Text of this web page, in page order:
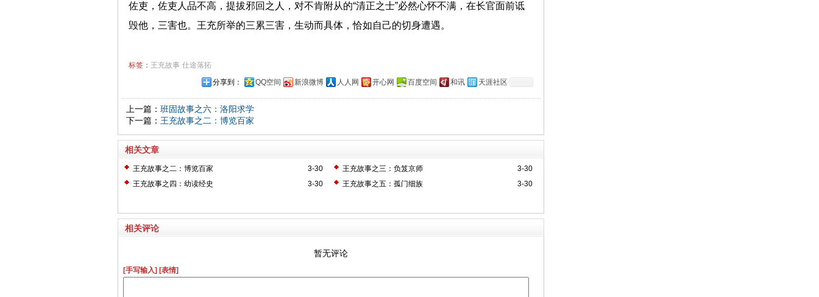
佐吏，佐吏人品不高，提拔邪回之人，对不肯附从的“清正之士”必然心怀不满，在长官面前诋
毁他，三害也。王充所举的三累三害，生动而具体，恰如自己的切身遭遇。
标签： 王充故事 仕途落拓
分享到：
QQ空间 新浪微博 人人网 开心网 百度空间 和讯 天涯社区
上一篇： 班固故事之六：洛阳求学
下一篇： 王充故事之二：博览百家
相关文章
3-30
王充故事之二：博览百家 3-30
王充故事之三：负笈京师
3-30
王充故事之四：幼读经史 3-30
王充故事之五：孤门细族
相关评论
暂无评论
[手写输入] [表情]